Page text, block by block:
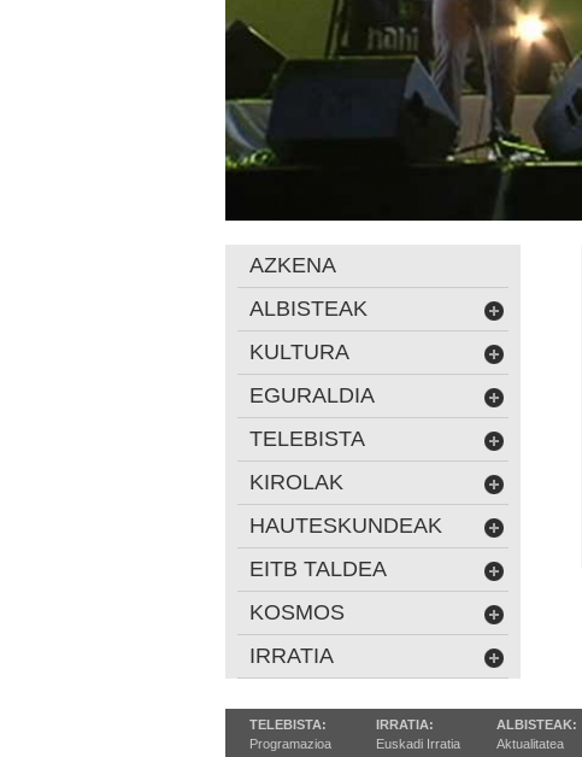
AZKENA
ALBISTEAK
KULTURA
EGURALDIA
TELEBISTA
KIROLAK
HAUTESKUNDEAK
EITB TALDEA
KOSMOS
IRRATIA
TELEBISTA:
Programazioa
IRRATIA:
Euskadi Irratia
ALBISTEAK:
Aktualitatea